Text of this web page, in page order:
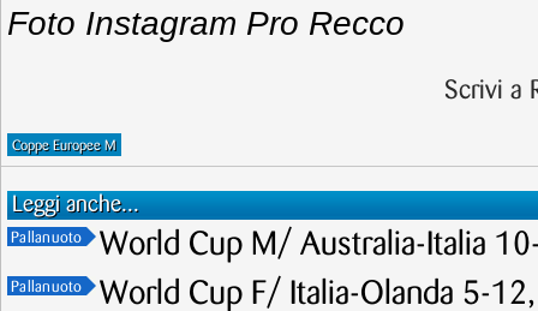
Foto Instagram Pro Recco
Scrivi a
Coppe Europee M
Leggi anche...
Pallanuoto World Cup M/ Australia-Italia
Pallanuoto World Cup F/ Italia-Olanda 5-